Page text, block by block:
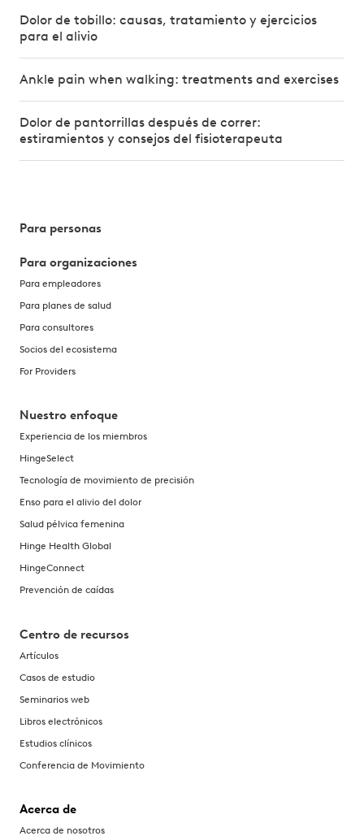
Dolor de tobillo: causas, tratamiento y ejercicios
para el alivio
Ankle pain when walking: treatments and exercises
Dolor de pantorrillas después de correr:
estiramientos y consejos del fisioterapeuta
Para personas
Para organizaciones
Para empleadores
Para planes de salud
Para consultores
Socios del ecosistema
For Providers
Nuestro enfoque
Experiencia de los miembros
HingeSelect
Tecnología de movimiento de precisión
Enso para el alivio del dolor
Salud pélvica femenina
Hinge Health Global
HingeConnect
Prevención de caídas
Centro de recursos
Artículos
Casos de estudio
Seminarios web
Libros electrónicos
Estudios clínicos
Conferencia de Movimiento
Acerca de
Acerca de nosotros